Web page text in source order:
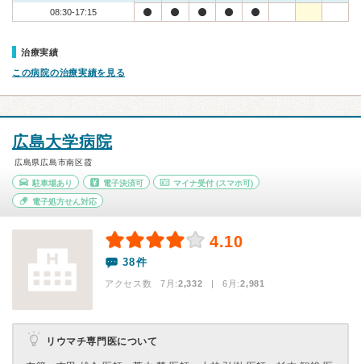
08:30-17:15
治療実績
この病院の治療実績を見る
広島大学病院
広島県広島市南区霞
駐車場あり 電子決済可 マイナ受付 (スマホ可)
電子処方せん対応
4.10
38件
アクセス数 7月:2,332 | 6月:2,981
リウマチ専門医について